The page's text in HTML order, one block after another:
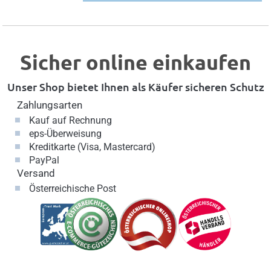
Sicher online einkaufen
Unser Shop bietet Ihnen als Käufer sicheren Schutz
Zahlungsarten
Kauf auf Rechnung
eps-Überweisung
Kreditkarte (Visa, Mastercard)
PayPal
Versand
Österreichische Post